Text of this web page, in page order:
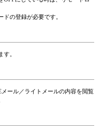
の登録が必要です。
。
ール／ライトメールの内容を閲覧